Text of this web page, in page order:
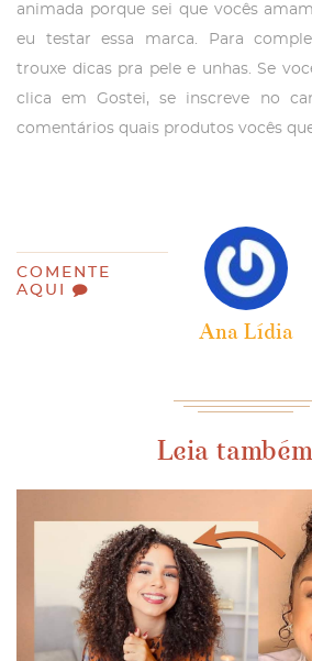
animada porque sei que vocês
eu testar essa marca. Para
trouxe dicas pra pele e unhas. Se
clica em Gostei, se inscreve no
comentários quais produtos vocês
COMENTE
AQUI
Ana Lídia
Leia